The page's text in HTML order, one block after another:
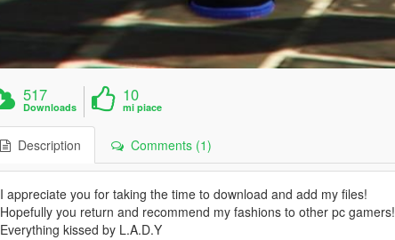
517
Downloads
10
mi piace
Description Comments (1)
I appreciate you for taking the time to download and add my files!
Hopefully you return and recommend my fashions to other pc gamers!
Everything kissed by L.A.D.Y